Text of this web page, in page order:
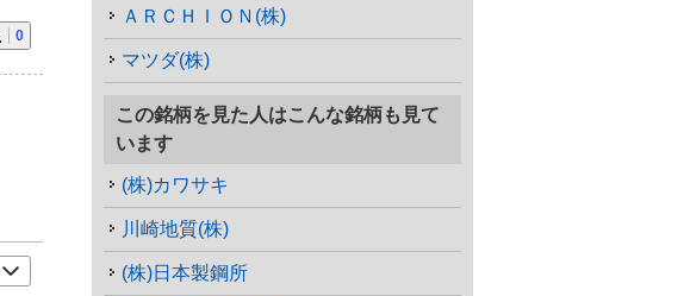
0
ＡＲＣＨＩＯＮ(株)
マツダ(株)
この銘柄を見た人はこんな銘柄も見て
います
(株)カワサキ
川崎地質(株)
(株)日本製鋼所